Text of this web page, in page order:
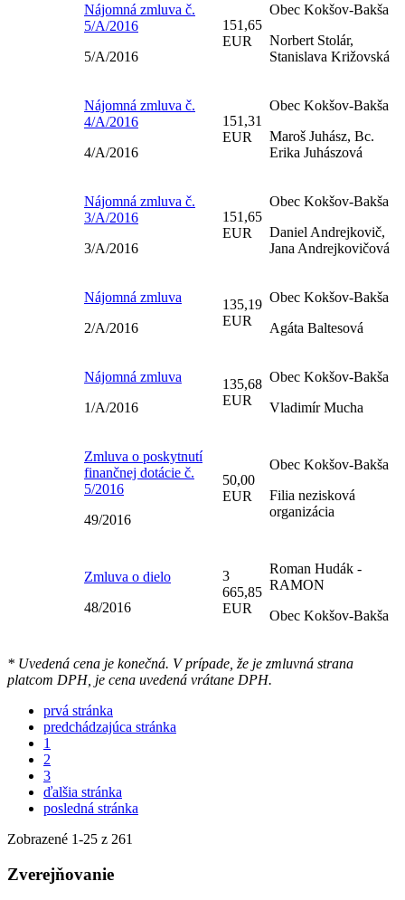
Nájomná zmluva č.
5/A/2016
5/A/2016
151,65
EUR
Obec Kokšov-Bakša
Norbert Stolár,
Stanislava Križovská
Nájomná zmluva č.
4/A/2016
4/A/2016
151,31
EUR
Obec Kokšov-Bakša
Maroš Juhász, Bc.
Erika Juhászová
Nájomná zmluva č.
3/A/2016
3/A/2016
151,65
EUR
Obec Kokšov-Bakša
Daniel Andrejkovič,
Jana Andrejkovičová
Nájomná zmluva
2/A/2016
135,19
EUR
Obec Kokšov-Bakša
Agáta Baltesová
Nájomná zmluva
1/A/2016
135,68
EUR
Obec Kokšov-Bakša
Vladimír Mucha
Zmluva o poskytnutí
finančnej dotácie č.
5/2016
49/2016
50,00
EUR
Obec Kokšov-Bakša
Filia nezisková
organizácia
Zmluva o dielo
48/2016
3
665,85
EUR
Roman Hudák -
RAMON
Obec Kokšov-Bakša
* Uvedená cena je konečná. V prípade, že je zmluvná strana
platcom DPH, je cena uvedená vrátane DPH.
prvá stránka
predchádzajúca stránka
1
2
3
ďalšia stránka
posledná stránka
Zobrazené 1-25 z 261
Zverejňovanie